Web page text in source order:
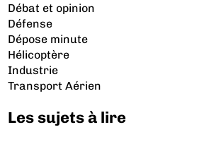
Débat et opinion
Défense
Dépose minute
Hélicoptère
Industrie
Transport Aérien
Les sujets à lire